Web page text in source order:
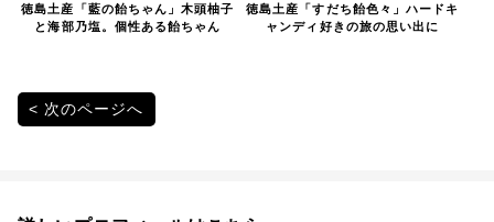
徳島土産「藍の飴ちゃん」木頭柚子
と海部乃塩。個性ある飴ちゃん
徳島土産「すだち飴色々」ハードキ
ャンディ好きの旅の思い出に
投次のページへ